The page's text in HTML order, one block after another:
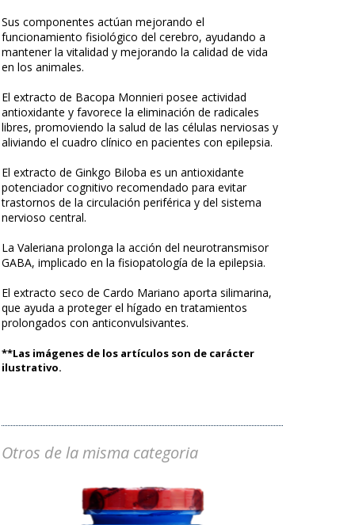
Sus componentes actúan mejorando el
funcionamiento fisiológico del cerebro, ayudando a
mantener la vitalidad y mejorando la calidad de vida
en los animales.
El extracto de Bacopa Monnieri posee actividad
antioxidante y favorece la eliminación de radicales
libres, promoviendo la salud de las células nerviosas y
aliviando el cuadro clínico en pacientes con epilepsia.
El extracto de Ginkgo Biloba es un antioxidante
potenciador cognitivo recomendado para evitar
trastornos de la circulación periférica y del sistema
nervioso central.
La Valeriana prolonga la acción del neurotransmisor
GABA, implicado en la fisiopatología de la epilepsia.
El extracto seco de Cardo Mariano aporta silimarina,
que ayuda a proteger el hígado en tratamientos
prolongados con anticonvulsivantes.
**Las imágenes de los artículos son de carácter
ilustrativo.
Otros de la misma categoria